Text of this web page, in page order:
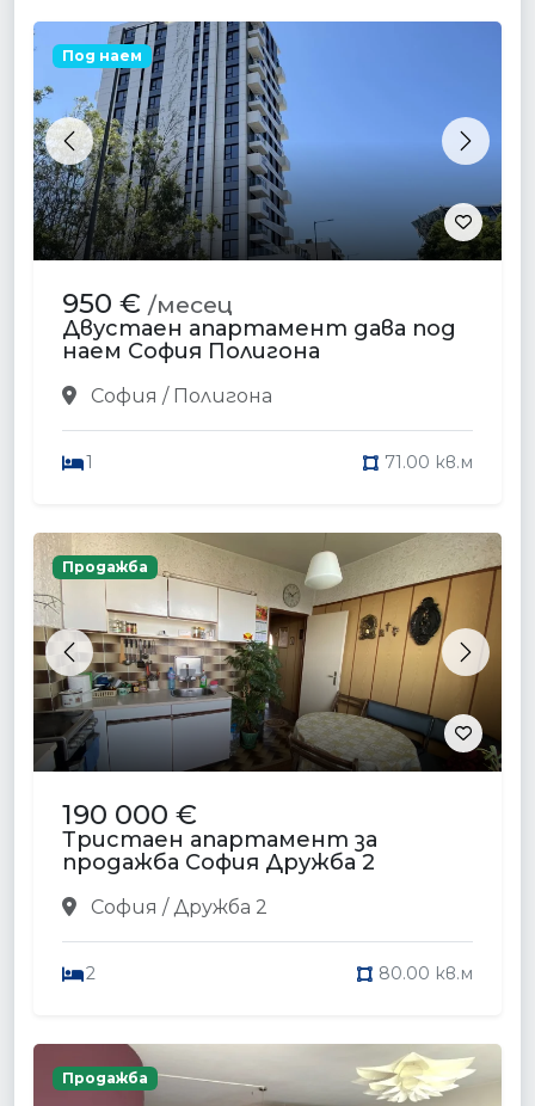
Previous Next
Под наем
950 € /месец
Двустаен апартамент дава под
наем София Полигона
София / Полигона
1 71.00 кв.м
Previous Next
Продажба
190 000 €
Тристаен апартамент за
продажба София Дружба 2
София / Дружба 2
2 80.00 кв.м
Продажба